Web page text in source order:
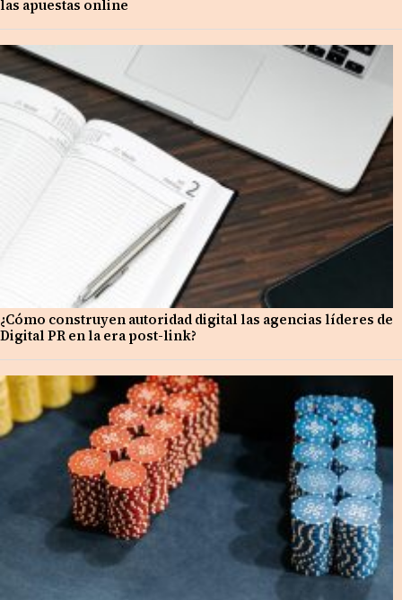
las apuestas online
¿Cómo construyen autoridad digital las agencias líderes de
Digital PR en la era post-link?